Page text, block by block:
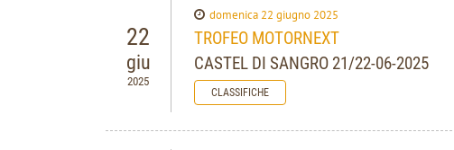
22
giu
2025
domenica 22 giugno 2025
TROFEO MOTORNEXT
CASTEL DI SANGRO 21/22-06-2025
CLASSIFICHE